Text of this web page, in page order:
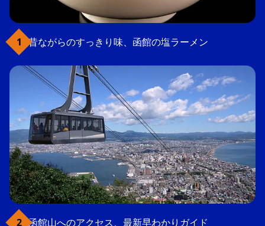
昔ながらのすっきり味、函館の塩ラーメン
函館山へのアクセス、最新早わかりガイド